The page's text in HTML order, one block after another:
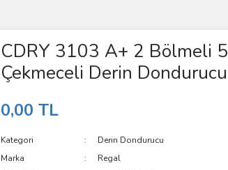
CDRY 3103 A+ 2 Bölmeli 5
Çekmeceli Derin Dondurucu
0,00 TL
Kategori
Derin Dondurucu
Marka
Regal